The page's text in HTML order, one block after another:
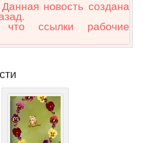
Данная новость создана
что ссылки рабочие